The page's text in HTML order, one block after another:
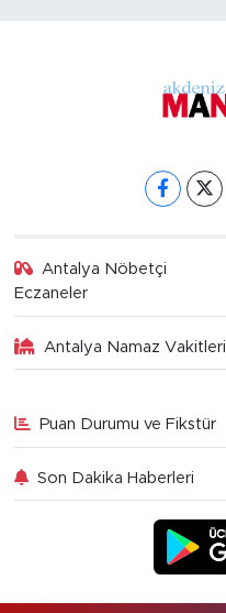
Antalya Nöbetçi
Eczaneler
Antalya Namaz Vakitleri
Puan Durumu ve Fikstür
Son Dakika Haberleri